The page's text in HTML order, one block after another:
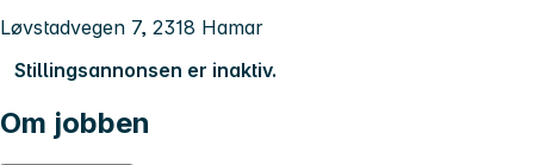
Løvstadvegen 7, 2318 Hamar
Stillingsannonsen er inaktiv.
Om jobben